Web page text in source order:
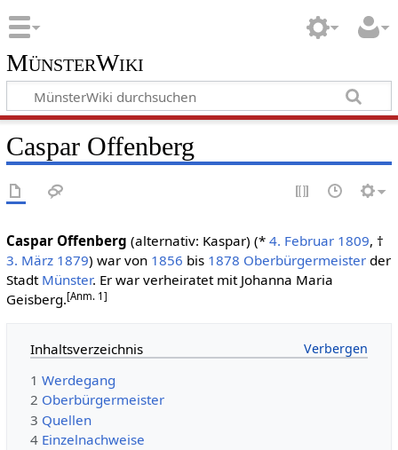
MünsterWiki
Caspar Offenberg
Caspar Offenberg (alternativ: Kaspar) (* 4. Februar 1809, †
3. März 1879) war von 1856 bis 1878 Oberbürgermeisterder
Stadt Münster. Er war verheiratet mit Johanna Maria
Geisberg.[Anm. 1]
Inhaltsverzeichnis
1 Werdegang
2 Oberbürgermeister
3 Quellen
4 Einzelnachweise